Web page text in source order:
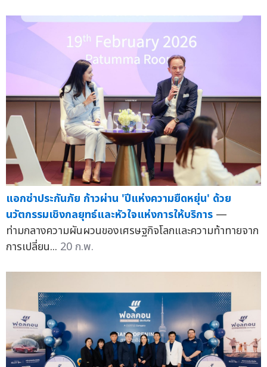
แอกซ่าประกันภัย ก้าวผ่าน 'ปีแห่งความยืดหยุ่น' ด้วย
นวัตกรรมเชิงกลยุทธ์และหัวใจแห่งการให้บริการ —
ท่ามกลางความผันผวนของเศรษฐกิจโลกและความท้าทายจาก
การเปลี่ยน... 20 ก.พ.